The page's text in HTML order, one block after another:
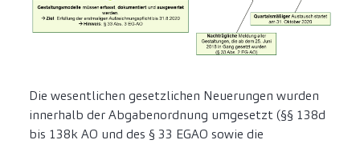
Die wesentlichen gesetzlichen Neuerungen wurden
innerhalb der Abgabenordnung umgesetzt (§§ 138d
bis 138k AO und des § 33 EGAO sowie die